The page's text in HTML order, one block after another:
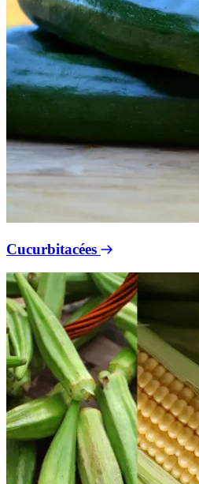
Cucurbitacées